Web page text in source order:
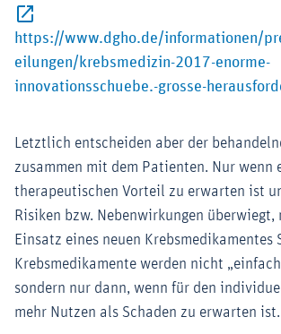
https://www.dgho.de/informationen/
eilungen/krebsmedizin-2017-enorme-
innovationsschuebe.-grosse-
Letztlich entscheiden aber der
zusammen mit dem Patienten. Nur wenn
therapeutischen Vorteil zu erwarten ist
Risiken bzw. Nebenwirkungen überwiegt,
Einsatz eines neuen Krebsmedikamentes
Krebsmedikamente werden nicht
sondern nur dann, wenn für den
mehr Nutzen als Schaden zu erwarten ist.